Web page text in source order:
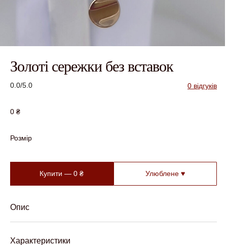
Золоті сережки без вставок
0.0/5.0 0 відгуків
0 ₴
Розмір
Купити —0₴ Улюблене ♥
Опис
Характеристики